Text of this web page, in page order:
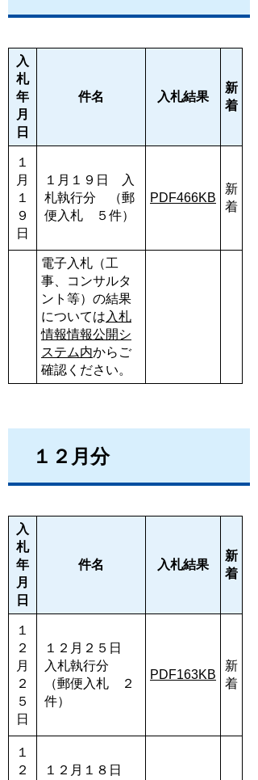
入
札
年
月
日
件名 入札結果
新
着
１
月
１
９
日
１月１９日 入
札執行分 （郵
便入札 ５件）
PDF466KB
新
着
電子入札（工
事、コンサルタ
ント等）の結果
については 入札
情報情報公開シ
ステム内からご
確認ください。
１２月分
入
札
年
月
日
件名 入札結果
新
着
１
２
月
２
５
日
１２月２５日
入札執行分
（郵便入札 ２
件）
PDF163KB
新
着
１
２
１２月１８日